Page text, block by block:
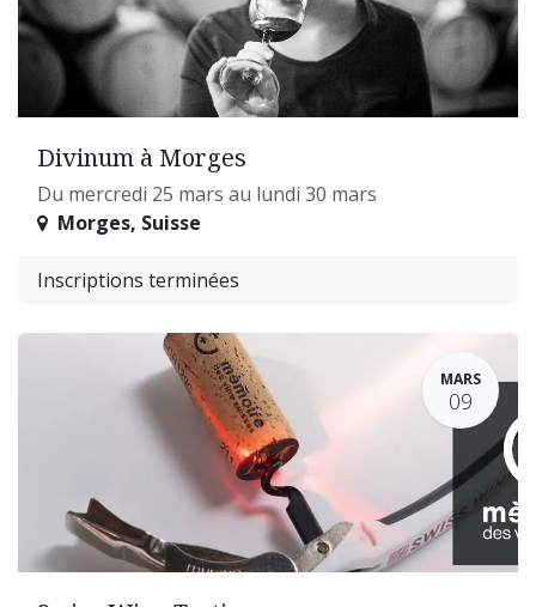
Divinum à Morges
Du mercredi 25 mars au lundi 30 mars
Morges, Suisse
Inscriptions terminées
MARS
09